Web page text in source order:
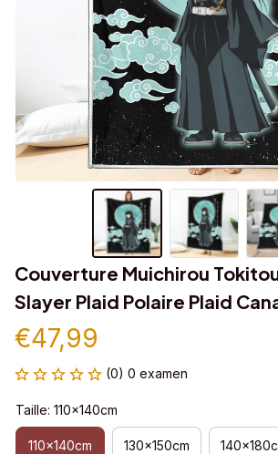
Couverture Muichirou
Slayer Plaid Polaire Plaid
€47,99
(0) 0 examen
Taille: 110x140cm
110x140cm 130x150cm